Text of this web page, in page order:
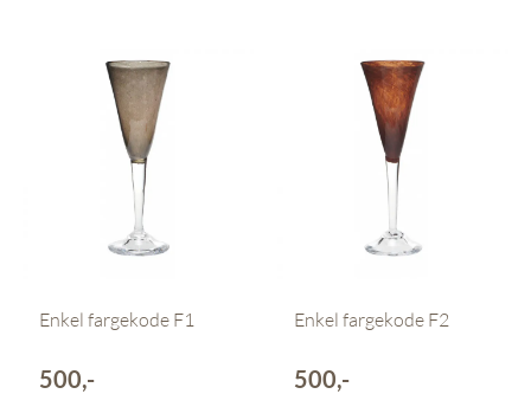
Enkel fargekode F1
500,-
Enkel fargekode F2
500,-